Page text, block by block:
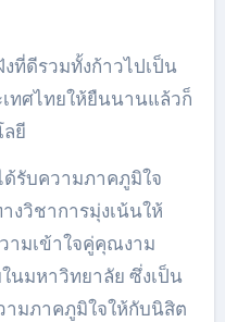
ที่ดีรวมทั้งก้าวไปเป็น
ทศไทยให้ยืนนานแล้วก็
ยี
รับความภาคภูมิใจ
งวิชาการมุ่งเน้นให้
มเข้าใจคู่คุณงาม
นมหาวิทยาลัย ซึ่งเป็น
ามภาคภูมิใจให้กับนิสิต